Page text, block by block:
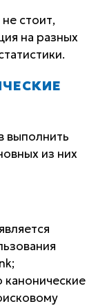
стоит,
на разных
выполнить
из них
канонические